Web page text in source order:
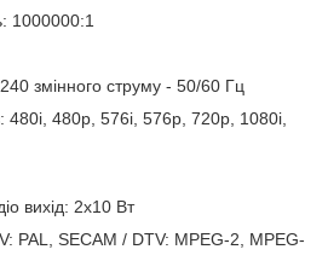
1000000:1
змінного струму - 50/60 Гц
480i, 480p, 576i, 576p, 720p, 1080i,
вихід: 2х10 Вт
PAL, SECAM / DTV: MPEG-2, MPEG-